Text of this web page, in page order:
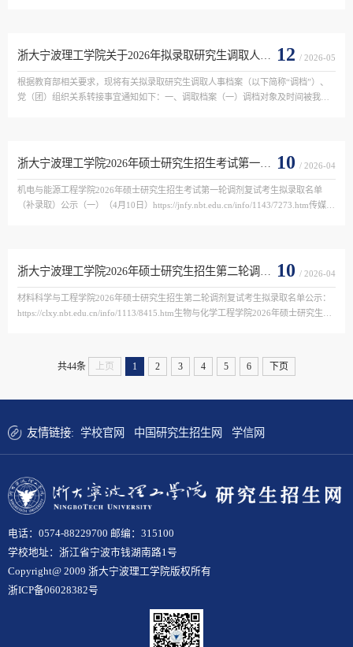
12 / 2026-05
根据教育部相关要求，现将有关拟录取研究生调取人事档案（以下简称“调档”）、
党（团）组织关系转接事宜通知如下：一、调取档案（一）调档对象及时间被我校
10 / 2026-04
机电与能源工程学院2026年硕士研究生招生考试第一轮调剂复试考生拟录取名单
（补录取）公示（一）（4月10日）https://jnfy.nbt.edu.cn/info/1143/7273.htm传媒与
10 / 2026-04
材料科学与工程学院2026年硕士研究生招生第二轮调剂复试考生拟录取名单公示：
https://clxy.nbt.edu.cn/info/1113/8415.htm生物与化学工程学院2026年硕士研究生招
共44条 上页 1 2 3 4 5 6 下页
友情链接: 学校官网 中国研究生招生网 学信网
电话：0574-88229700 邮编：315100
学校地址：浙江省宁波市钱湖南路1号
Copyright@ 2009 浙大宁波理工学院版权所有
浙ICP备06028382号